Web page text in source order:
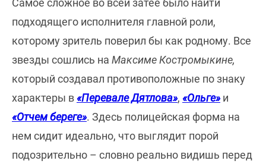
Самое сложное во всей затее было найти
подходящего исполнителя главной роли,
которому зритель поверил бы как родному. Все
звезды сошлись на Максиме Костромыкине,
который создавал противоположные по знаку
характеры в«Перевале Дятлова», «Ольге»и
«Отчем береге». Здесь полицейская форма на
нем сидит идеально, что выглядит порой
подозрительно – словно реально видишь перед